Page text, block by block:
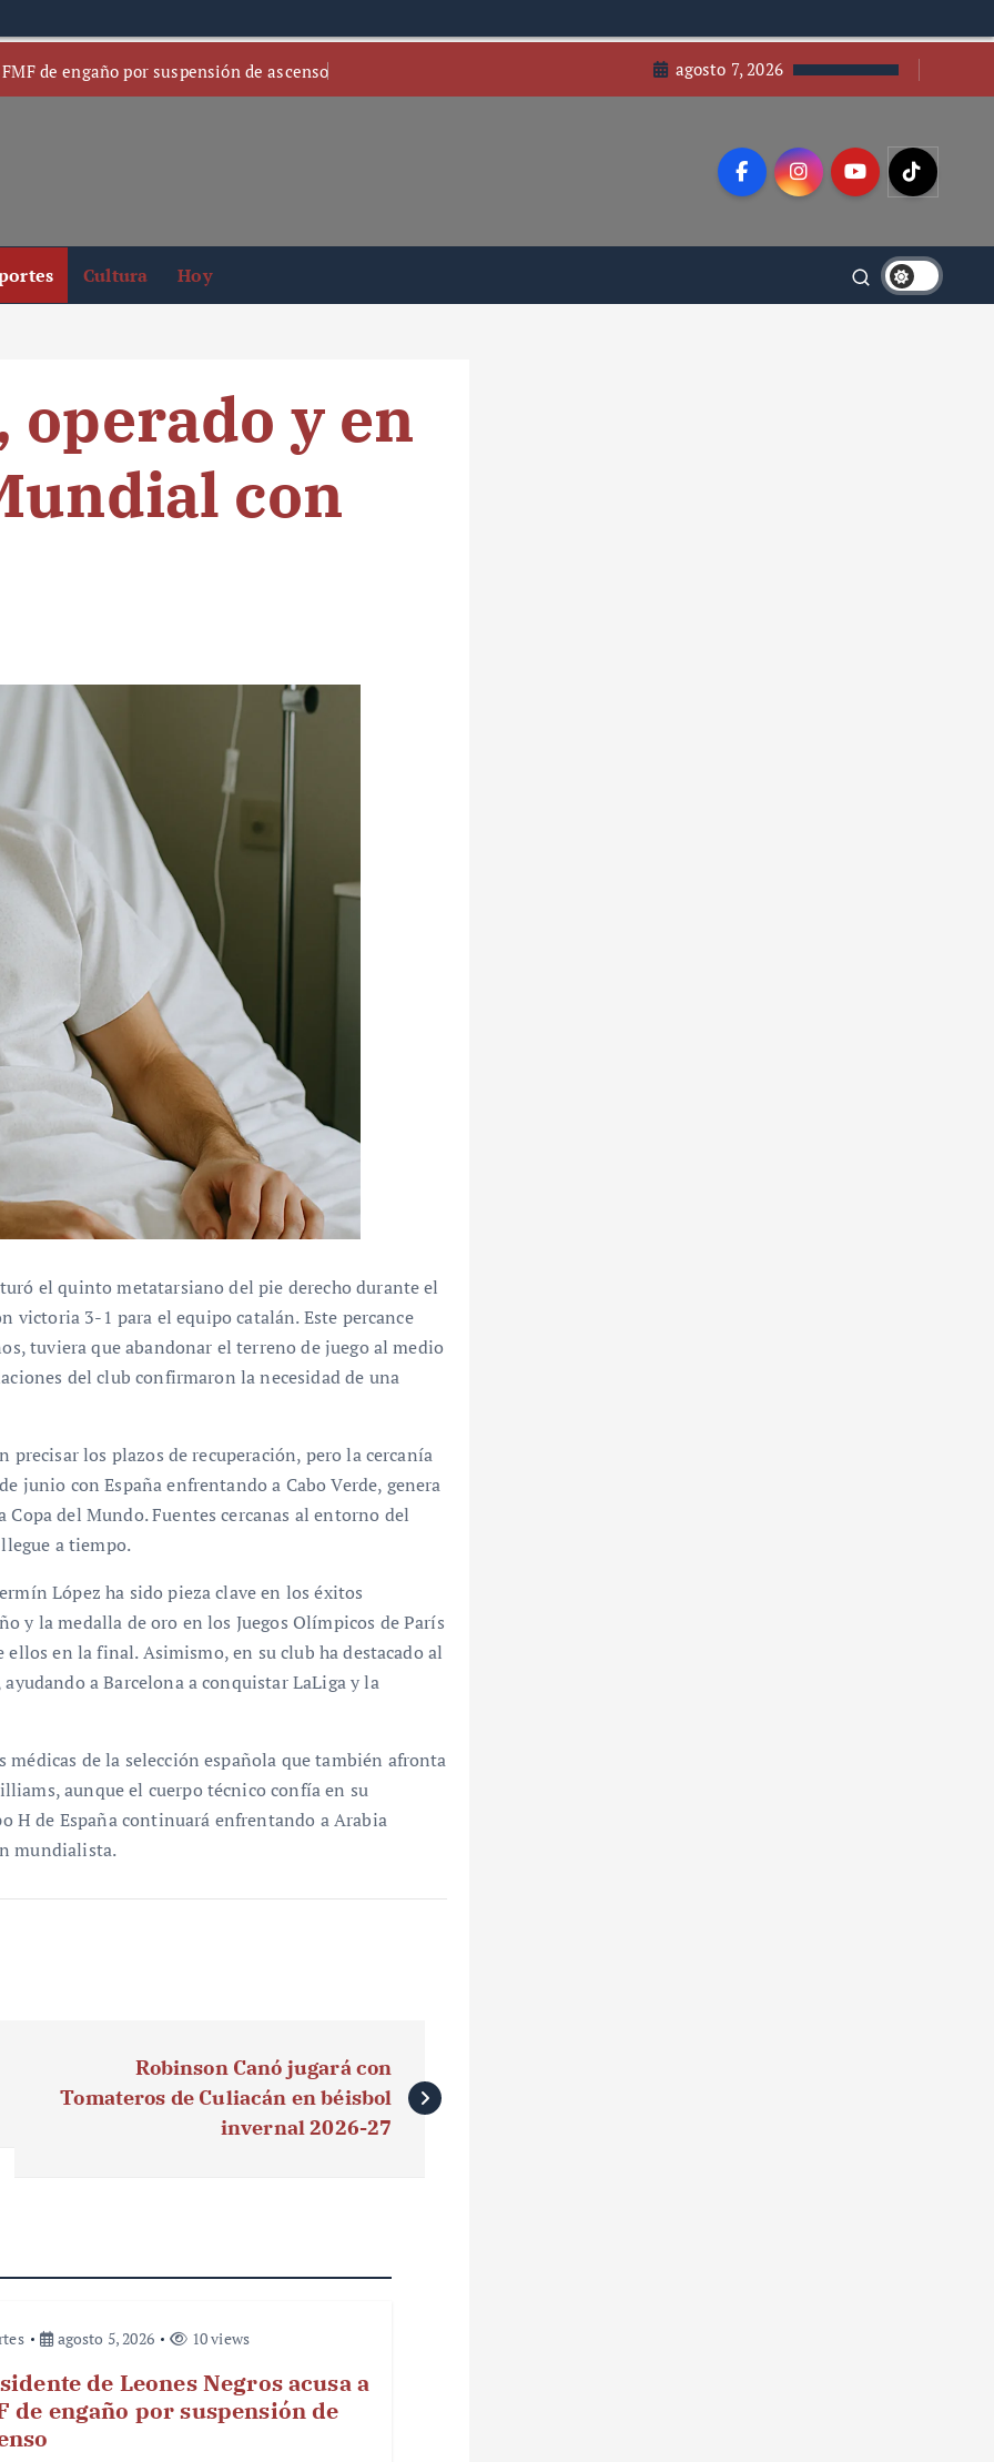
de engaño por suspensión de ascenso agosto 7, 2026
Cultura Hoy
operado y en
con
el quinto metatarsiano del pie derecho durante el
victoria 3-1 para el equipo catalán. Este percance
tuviera que abandonar el terreno de juego al medio
del club confirmaron la necesidad de una
los plazos de recuperación, pero la cercanía
junio con España enfrentando a Cabo Verde, genera
del Mundo. Fuentes cercanas al entorno del
a tiempo.
López ha sido pieza clave en los éxitos
y la medalla de oro en los Juegos Olímpicos de París
en la final. Asimismo, en su club ha destacado al
a Barcelona a conquistar LaLiga y la
de la selección española que también afronta
aunque el cuerpo técnico confía en su
H de España continuará enfrentando a Arabia
mundialista.
Robinson Canó jugará con
Tomateros de Culiacán en béisbol
invernal 2026-27
agosto 5, 2026 10 views
de Leones Negros acusa a
de engaño por suspensión de